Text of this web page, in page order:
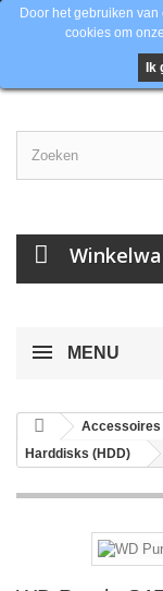
Door het gebruiken
cookies om
MENU
Accessoires
Harddisks (HDD)